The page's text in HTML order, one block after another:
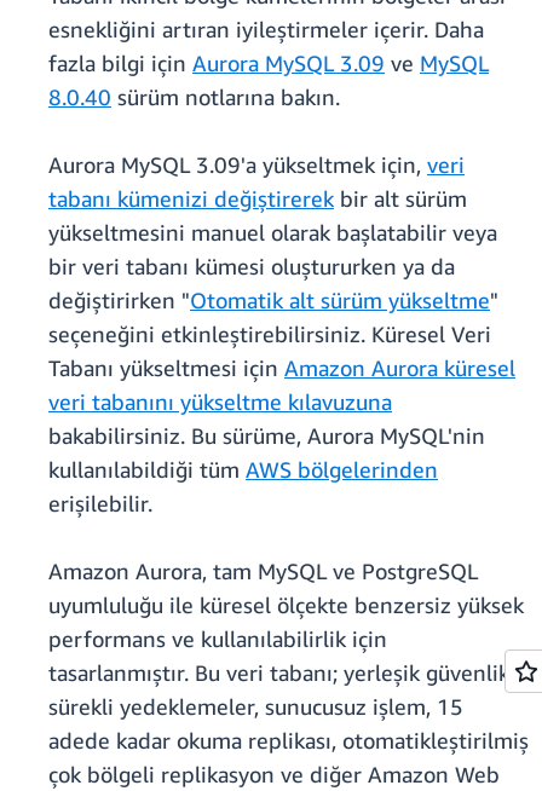
esnekliğini artıran iyileştirmeler içerir. Daha
fazla bilgi için Aurora MySQL 3.09 ve MySQL
8.0.40 sürüm notlarına bakın.
Aurora MySQL 3.09'a yükseltmek için, veri
tabanı kümenizi değiştirerek bir alt sürüm
yükseltmesini manuel olarak başlatabilir veya
bir veri tabanı kümesi oluştururken ya da
değiştirirken "Otomatik alt sürüm yükseltme"
seçeneğini etkinleştirebilirsiniz. Küresel Veri
Tabanı yükseltmesi için Amazon Aurora küresel
veri tabanını yükseltme kılavuzuna
bakabilirsiniz. Bu sürüme, Aurora MySQL'nin
kullanılabildiği tüm AWS bölgelerinden
erişilebilir.
Amazon Aurora, tam MySQL ve PostgreSQL
uyumluluğu ile küresel ölçekte benzersiz yüksek
performans ve kullanılabilirlik için
tasarlanmıştır. Bu veri tabanı; yerleşik güvenlik,
sürekli yedeklemeler, sunucusuz işlem, 15
adede kadar okuma replikası, otomatikleştirilmiş
çok bölgeli replikasyon ve diğer Amazon Web